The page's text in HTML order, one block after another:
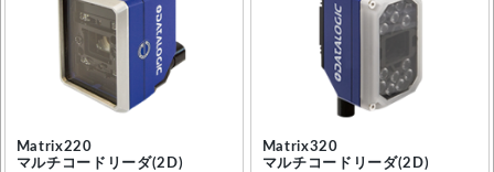
Matrix220
マルチコードリーダ(2D)
Matrix320
マルチコードリーダ(2D)